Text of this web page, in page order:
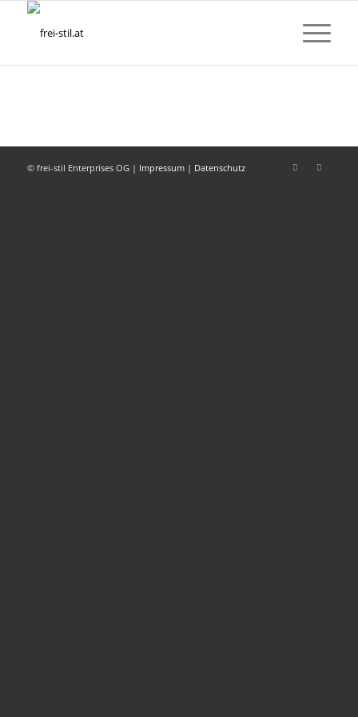
© frei-stil Enterprises OG | Impressum| Datenschutz